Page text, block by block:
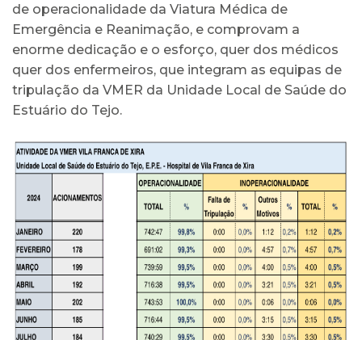
de operacionalidade da Viatura Médica de
Emergência e Reanimação, e comprovam a
enorme dedicação e o esforço, quer dos médicos
quer dos enfermeiros, que integram as equipas de
tripulação da VMER da Unidade Local de Saúde do
Estuário do Tejo.